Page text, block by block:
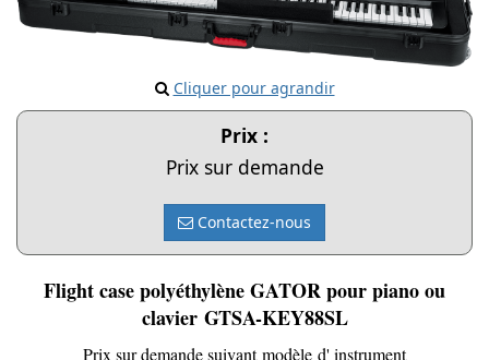
Cliquer pour agrandir
Prix :
Prix sur demande
Contactez-nous
Flight case polyéthylène GATOR pour piano ou
clavier GTSA-KEY88SL
Prix sur demande suivant modèle d' instrument